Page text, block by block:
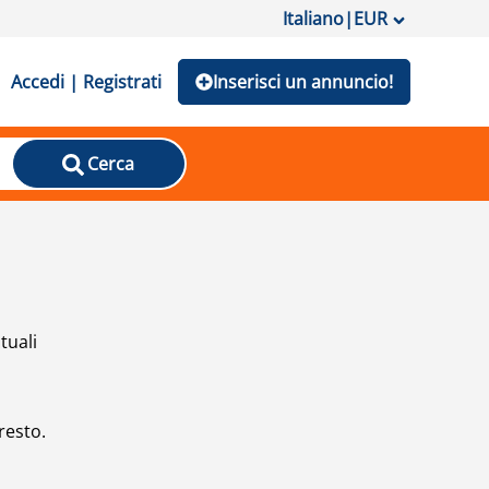
Italiano|EUR
Accedi | Registrati Inserisci un annuncio!
Cerca